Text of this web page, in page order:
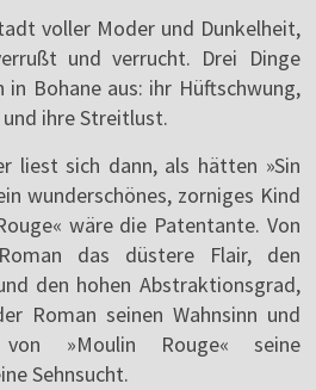
voller Moder und Dunkelheit,
und verrucht. Drei Dinge
in Bohane aus: ihr Hüftschwung,
ihre Streitlust.
liest sich dann, als hätten »Sin
wunderschönes, zorniges Kind
wäre die Patentante. Von
das düstere Flair, den
den hohen Abstraktionsgrad,
Roman seinen Wahnsinn und
»Moulin Rouge« seine
Sehnsucht.